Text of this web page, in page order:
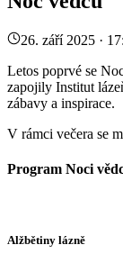
26. září 2025 ·
Letos poprvé se
zapojily Institut
zábavy a inspirace.
V rámci večera se
Program Noci
Alžbětiny lázně